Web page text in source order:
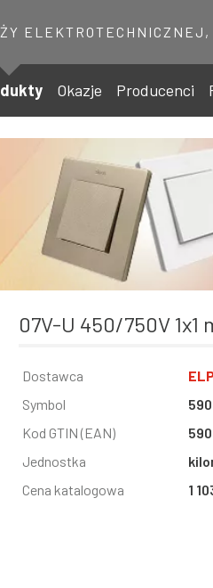
Okazje Producenci
07V-U 450/750V
Informacja
Wartość
Dostawca
Symbol
Kod GTIN (EAN)
Jednostka
Cena katalogowa
1